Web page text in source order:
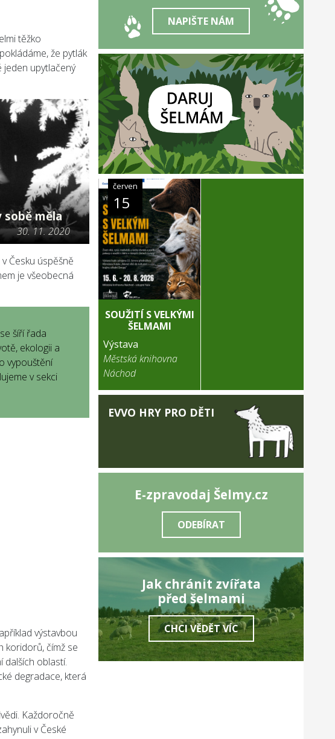
těžko
že pytlák
jeden upytlačený
měla
30. 11. 2020
Česku úspěšně
je všeobecná
šíří řada
ekologii a
vypouštění
v sekci
výstavbou
koridorů, čímž se
oblastí.
degradace, která
Každoročně
v České
NAPIŠTE NÁM
červen
15
SOUŽITÍ S VELKÝMI
ŠELMAMI
Výstava
Městská knihovna
Náchod
EVVO HRY PRO DĚTI
E-zpravodaj Šelmy.cz
ODEBÍRAT
Jak chránit zvířata
před šelmami
CHCI VĚDĚT VÍC